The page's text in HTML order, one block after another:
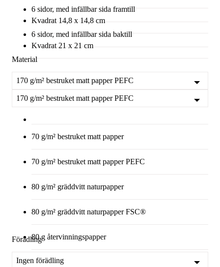
Kvadrat 14,8 x 14,8 cm
Kvadrat 21 x 21 cm
6 sidor, med infällbar sida framtill
6 sidor, med infällbar sida baktill
Material
170 g/m² bestruket matt papper PEFC
170 g/m² bestruket matt papper PEFC
70 g/m² bestruket matt papper
70 g/m² bestruket matt papper PEFC
80 g/m² gräddvitt naturpapper
80 g/m² gräddvitt naturpapper FSC®
80 g återvinningspapper
80 g återvinningspapper FSC®
Förädling
Ingen förädling